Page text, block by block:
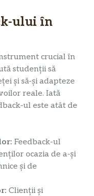
ului în
crucial în
studenții să
și să-și adapteze
reale. Iată
ul este atât de
Feedback-ul
ocazia de a-și
și de
Clienții și